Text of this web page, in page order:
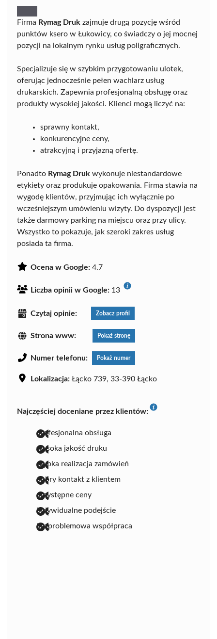
Firma Rymag Druk zajmuje drugą pozycję wśród
punktów ksero w Łukowicy, co świadczy o jej mocnej
pozycji na lokalnym rynku usług poligraficznych.
Specjalizuje się w szybkim przygotowaniu ulotek,
oferując jednocześnie pełen wachlarz usług
drukarskich. Zapewnia profesjonalną obsługę oraz
produkty wysokiej jakości. Klienci mogą liczyć na:
sprawny kontakt,
konkurencyjne ceny,
atrakcyjną i przyjazną ofertę.
Ponadto Rymag Druk wykonuje niestandardowe
etykiety oraz produkuje opakowania. Firma stawia na
wygodę klientów, przyjmując ich wyłącznie po
wcześniejszym umówieniu wizyty. Do dyspozycji jest
także darmowy parking na miejscu oraz przy ulicy.
Wszystko to pokazuje, jak szeroki zakres usług
posiada ta firma.
Ocena w Google: 4.7
Liczba opinii w Google: 13
Czytaj opinie: Zobacz profil
Strona www: Pokaż stronę
Numer telefonu: Pokaż numer
Lokalizacja: Łącko 739, 33-390 Łącko
Najczęściej doceniane przez klientów:
profesjonalna obsługa
wysoka jakość druku
szybka realizacja zamówień
dobry kontakt z klientem
przystępne ceny
indywidualne podejście
bezproblemowa współpraca